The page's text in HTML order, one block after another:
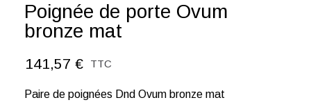
Poignée de porte Ovum
bronze mat
141,57 € TTC
Paire de poignées Dnd Ovum bronze mat